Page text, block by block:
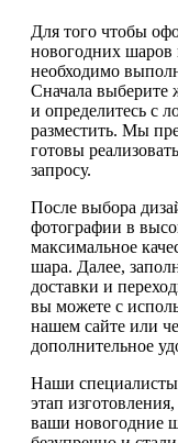
Для того чтобы
новогодних шаров
необходимо
Сначала выберите
и определитесь с
разместить. Мы
готовы
запросу.
После выбора
фотографии в
максимальное
шара. Далее,
доставки и
вы можете с
нашем сайте или
дополнительное
Наши
этап
ваши новогодние